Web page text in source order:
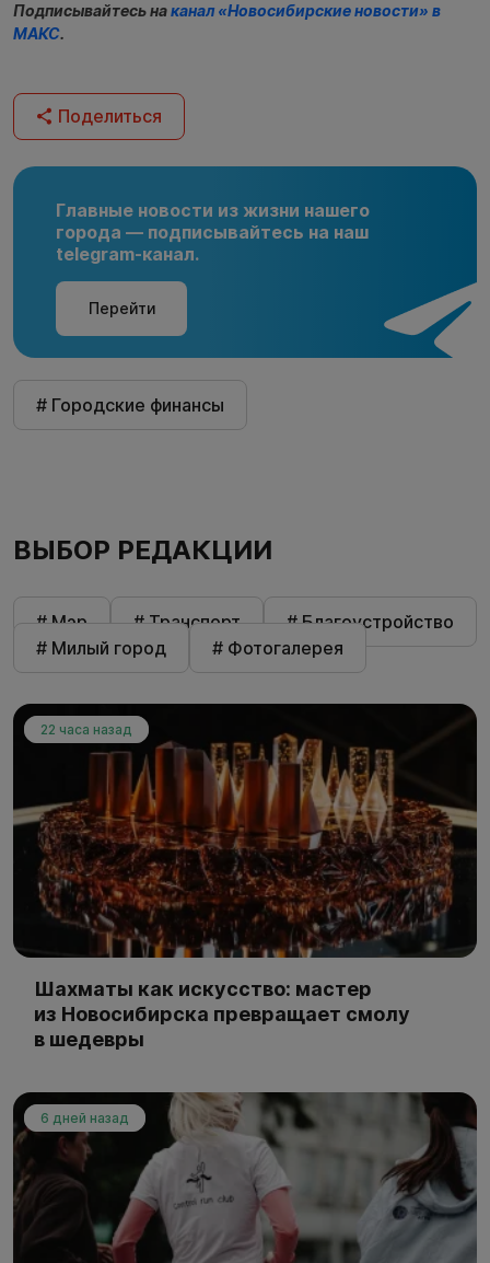
Подписывайтесь наканал «Новосибирские новости» в
МАКС.
Поделиться
Главные новости из жизни нашего
города — подписывайтесь на наш
telegram-канал.
Перейти
# Городские финансы
ВЫБОР РЕДАКЦИИ
# Мэр # Транспорт
# Благоустройство
# Милый город
# Фотогалерея
22 часа назад
Шахматы как искусство: мастер
из Новосибирска превращает смолу
в шедевры
6 дней назад